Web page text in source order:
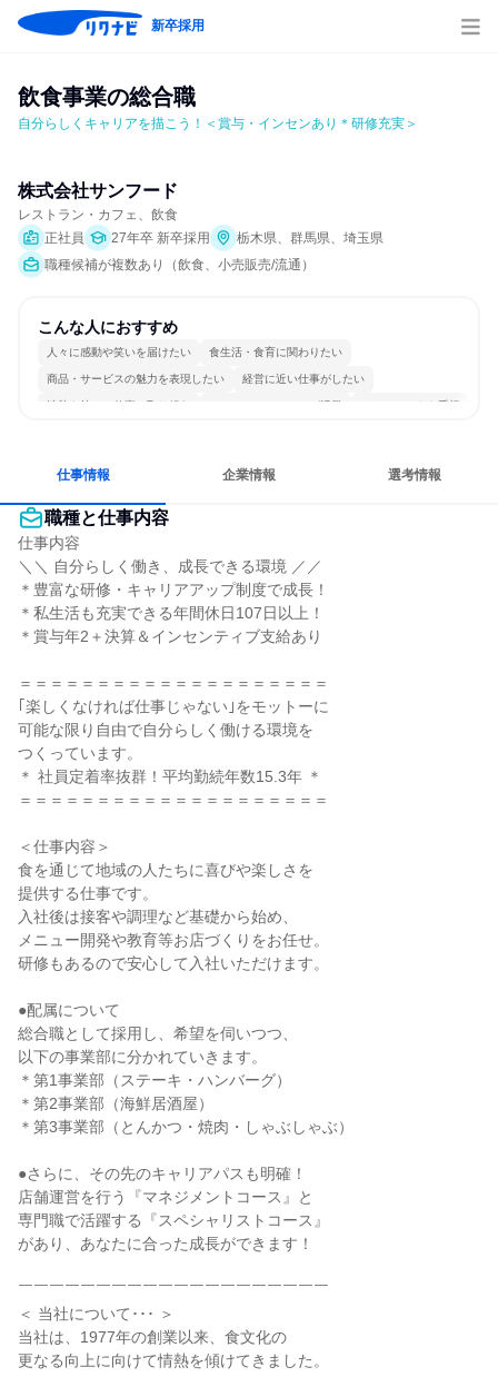
新卒採用
飲食事業の総合職
自分らしくキャリアを描こう！＜賞与・インセンあり＊研修充実＞
株式会社サンフード
レストラン・カフェ、飲食
正社員
27年卒 新卒採用
栃木県、群馬県、埼玉県
職種候補が複数あり（飲食、小売販売/流通）
こんな人におすすめ
人々に感動や笑いを届けたい 食生活・食育に関わりたい
商品・サービスの魅力を表現したい 経営に近い仕事がしたい
情熱を持って仕事に取り組む コミュニケーションが活発 チームワークを重視
仕事情報 企業情報 選考情報
職種と仕事内容
仕事内容
＼＼ 自分らしく働き、成長できる環境 ／／
＊豊富な研修・キャリアアップ制度で成長！
＊私生活も充実できる年間休日107日以上！
＊賞与年2＋決算＆インセンティブ支給あり
＝＝＝＝＝＝＝＝＝＝＝＝＝＝＝＝＝＝＝＝
｢楽しくなければ仕事じゃない｣をモットーに
可能な限り自由で自分らしく働ける環境を
つくっています。
＊ 社員定着率抜群！平均勤続年数15.3年 ＊
＝＝＝＝＝＝＝＝＝＝＝＝＝＝＝＝＝＝＝＝
＜仕事内容＞
食を通じて地域の人たちに喜びや楽しさを
提供する仕事です。
入社後は接客や調理など基礎から始め、
メニュー開発や教育等お店づくりをお任せ。
研修もあるので安心して入社いただけます。
●配属について
総合職として採用し、希望を伺いつつ、
以下の事業部に分かれていきます。
＊第1事業部（ステーキ・ハンバーグ）
＊第2事業部（海鮮居酒屋）
＊第3事業部（とんかつ・焼肉・しゃぶしゃぶ）
●さらに、その先のキャリアパスも明確！
店舗運営を行う『マネジメントコース』と
専門職で活躍する『スペシャリストコース』
があり、あなたに合った成長ができます！
￣￣￣￣￣￣￣￣￣￣￣￣￣￣￣￣￣￣￣￣
＜ 当社について･･･ ＞
当社は、1977年の創業以来、食文化の
更なる向上に向けて情熱を傾けてきました。